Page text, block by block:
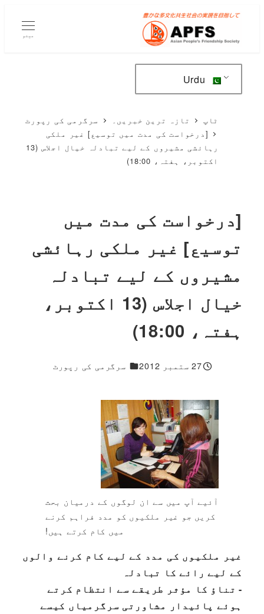
مرکزی
جائیں۔
مینو
ٹاپ تازہ ترین خبریں۔
سرگرمی کی رپورٹ
[درخواست کی مدت میں توسیع] غیر ملکی
رہائشی مشیروں کے لیے تبادلہ خیال اجلاس (13
اکتوبر، ہفتہ، 18:00)
[درخواست کی مدت میں
توسیع] غیر ملکی رہائشی
مشیروں کے لیے تبادلہ
خیال اجلاس (13 اکتوبر،
ہفتہ، 18:00)
شائع شدہ
27 ستمبر 2012 1 مزید جواب سرگرمی کی رپورٹ
آئیے آپ میں سے ان لوگوں کے درمیان بحث
کریں جو غیر ملکیوں کو مدد فراہم کرنے
میں کام کرتے ہیں!
غیر ملکیوں کی مدد کے لیے کام کرنے والوں
کے لیے رائے کا تبادلہ
- تناؤ کا مؤثر طریقے سے انتظام کرتے
ہوئے پائیدار مشاورتی سرگرمیاں کیسے